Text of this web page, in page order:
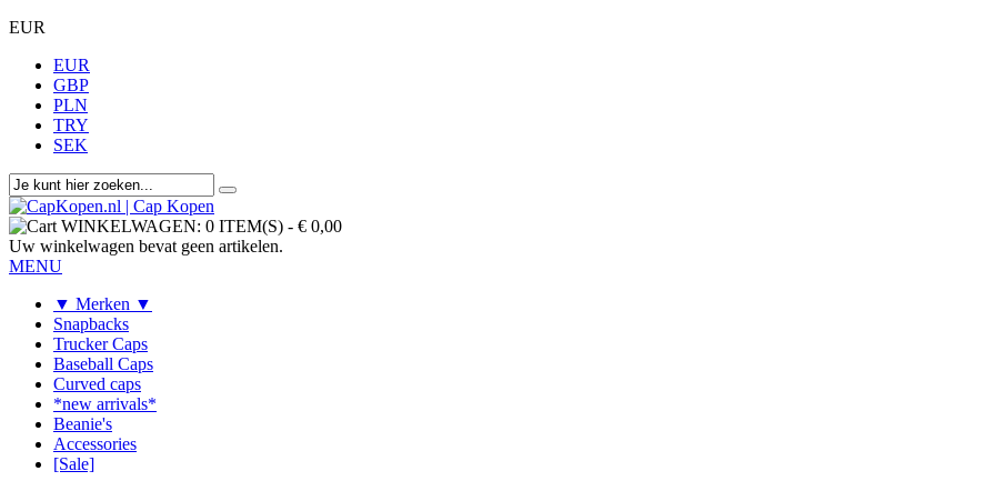
EUR
EUR
GBP
PLN
TRY
SEK
WINKELWAGEN: 0 ITEM(S) - € 0,00
Uw winkelwagen bevat geen artikelen.
MENU
▼ Merken ▼
Snapbacks
Trucker Caps
Baseball Caps
Curved caps
*new arrivals*
Beanie's
Accessories
[Sale]